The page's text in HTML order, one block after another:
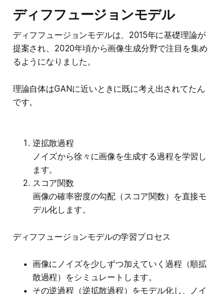
ディフフュージョンモデル
ディフフュージョンモデルは、2015年に基礎理論が
提案され、2020年頃から画像生成分野で注目を集め
るようになりました。
理論自体はGANに近いときに既に考え出されてたん
です。
逆拡散過程
ノイズから徐々に画像を生成する過程を学習し
ます。
スコア関数
画像の確率密度の勾配（スコア関数）を直接モ
デル化します。
ディフフュージョンモデルの学習プロセス
画像にノイズを少しずつ加えていく過程（順拡
散過程）をシミュレートします。
その逆過程（逆拡散過程）をモデル化し、ノイ